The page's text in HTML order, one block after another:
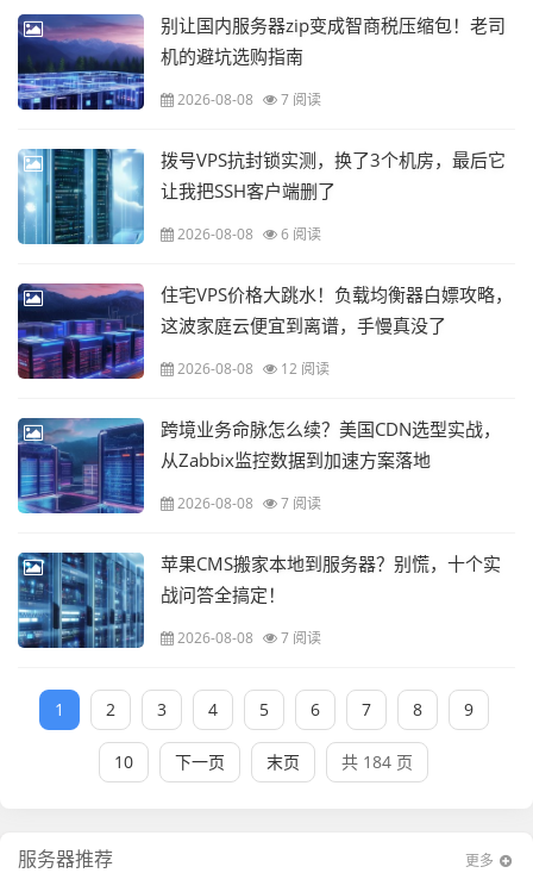
别让国内服务器zip变成智商税压缩包！老司
机的避坑选购指南
2026-08-08 7 阅读
拨号VPS抗封锁实测，换了3个机房，最后它
让我把SSH客户端删了
2026-08-08 6 阅读
住宅VPS价格大跳水！负载均衡器白嫖攻略，
这波家庭云便宜到离谱，手慢真没了
2026-08-08 12 阅读
跨境业务命脉怎么续？美国CDN选型实战，
从Zabbix监控数据到加速方案落地
2026-08-08 7 阅读
苹果CMS搬家本地到服务器？别慌，十个实
战问答全搞定！
2026-08-08 7 阅读
1 2 3 4 5 6 7 8 9
10 下一页 末页 共 184 页
服务器推荐 更多